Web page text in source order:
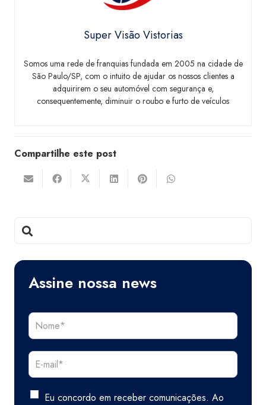
Super Visão Vistorias
Somos uma rede de franquias fundada em 2005 na cidade de
São Paulo/SP, com o intuito de ajudar os nossos clientes a
adquirirem o seu automóvel com segurança e,
consequentemente, diminuir o roubo e furto de veículos
Compartilhe este post
Assine nossa news
Eu concordo em receber comunicações. Ao